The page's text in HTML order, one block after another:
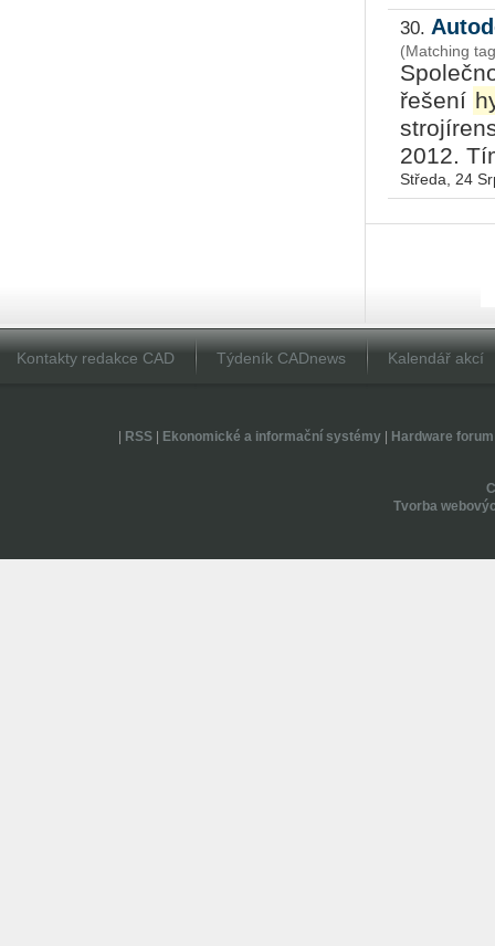
30.
(Matching
řešení
2012.
Středa, 24
Kontakty redakce CAD Týdeník CADnews Kalendář akcí
RSS| Ekonomické a informační systémy| Hardware forum
Tvorba